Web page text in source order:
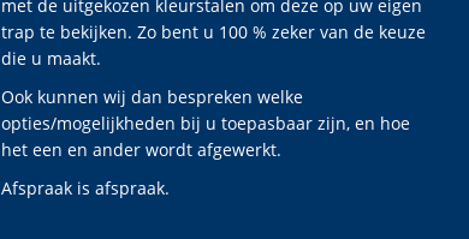
met de uitgekozen kleurstalen om deze op uw eigen
trap te bekijken. Zo bent u 100 % zeker van de keuze
die u maakt.
Ook kunnen wij dan bespreken welke
opties/mogelijkheden bij u toepasbaar zijn, en hoe
het een en ander wordt afgewerkt.
Afspraak is afspraak.